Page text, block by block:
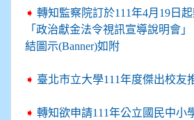
➧ 轉知監察院訂於111年4月19日
「政治獻金法令視訊宣導說明會
結圖示(Banner)如附
➧ 臺北市立大學111年度傑出校友
➧ 轉知欲申請111年公立國民中小